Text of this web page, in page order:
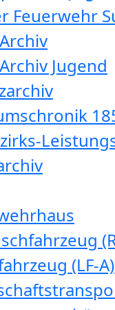
Feuerwehr
Jugend
(LF-A)